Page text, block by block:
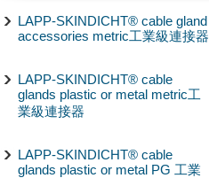
LAPP-SKINDICHT® cable gland
accessories metric工業級連接器
LAPP-SKINDICHT® cable
glands plastic or metal metric工
業級連接器
LAPP-SKINDICHT® cable
glands plastic or metal PG 工業